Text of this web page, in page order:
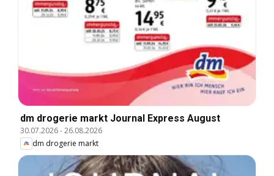
dm drogerie markt Journal Express August
30.07.2026-26.08.2026
dm drogerie markt